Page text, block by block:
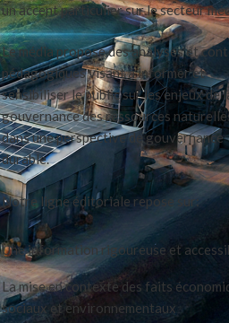
un accent particulier sur le secteur
Le média propose des analyses et
pédagogiques visant à informer et
sensibiliser le public sur les enjeux de
gouvernance des ressources
dans une perspective de gouvernance
durable.
Notre ligne éditoriale repose sur:
Une information rigoureuse et
La mise en contexte des faits
sociaux et environnementaux